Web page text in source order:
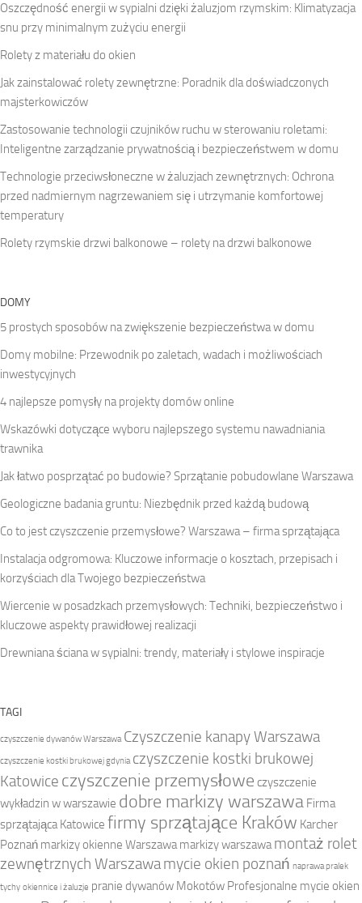
Oszczędność energii w sypialni dzięki żaluzjom rzymskim: Klimatyzacja
snu przy minimalnym zużyciu energii
Rolety z materiału do okien
Jak zainstalować rolety zewnętrzne: Poradnik dla doświadczonych
majsterkowiczów
Zastosowanie technologii czujników ruchu w sterowaniu roletami:
Inteligentne zarządzanie prywatnością i bezpieczeństwem w domu
Technologie przeciwsłoneczne w żaluzjach zewnętrznych: Ochrona
przed nadmiernym nagrzewaniem się i utrzymanie komfortowej
temperatury
Rolety rzymskie drzwi balkonowe – rolety na drzwi balkonowe
DOMY
5 prostych sposobów na zwiększenie bezpieczeństwa w domu
Domy mobilne: Przewodnik po zaletach, wadach i możliwościach
inwestycyjnych
4 najlepsze pomysły na projekty domów online
Wskazówki dotyczące wyboru najlepszego systemu nawadniania
trawnika
Jak łatwo posprzątać po budowie? Sprzątanie pobudowlane Warszawa
Geologiczne badania gruntu: Niezbędnik przed każdą budową
Co to jest czyszczenie przemysłowe? Warszawa – firma sprzątająca
Instalacja odgromowa: Kluczowe informacje o kosztach, przepisach i
korzyściach dla Twojego bezpieczeństwa
Wiercenie w posadzkach przemysłowych: Techniki, bezpieczeństwo i
kluczowe aspekty prawidłowej realizacji
Drewniana ściana w sypialni: trendy, materiały i stylowe inspiracje
TAGI
czyszczenie dywanów Warszawa Czyszczenie kanapy Warszawa
czyszczenie kostki brukowej gdynia czyszczenie kostki brukowej
Katowice czyszczenie przemysłowe czyszczenie
wykładzin w warszawie dobre markizy warszawa Firma
sprzątająca Katowice firmy sprzątające Kraków Karcher
Poznań markizy okienne Warszawa markizy warszawa montaż rolet
zewnętrznych Warszawamycie okien poznań naprawa pralek
tychy okiennice i żaluzje pranie dywanów Mokotów Profesjonalne mycie okien